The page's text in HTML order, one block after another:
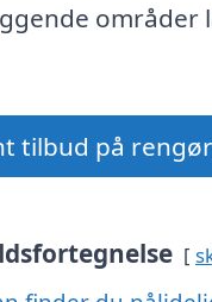
områder
tilbud på